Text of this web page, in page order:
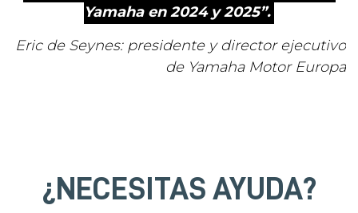
Yamaha en 2024 y 2025”.
Eric de Seynes: presidente y director ejecutivo
de Yamaha Motor Europa
¿NECESITAS AYUDA?